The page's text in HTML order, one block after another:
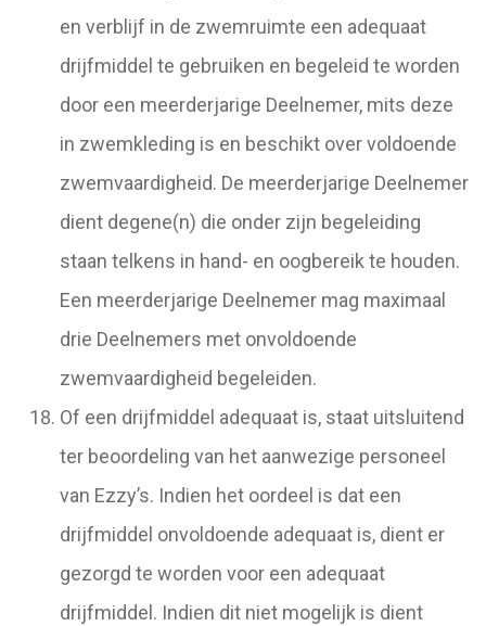
en verblijf in de zwemruimte een adequaat
drijfmiddel te gebruiken en begeleid te worden
door een meerderjarige Deelnemer, mits deze
in zwemkleding is en beschikt over voldoende
zwemvaardigheid. De meerderjarige Deelnemer
dient degene(n) die onder zijn begeleiding
staan telkens in hand- en oogbereik te houden.
Een meerderjarige Deelnemer mag maximaal
drie Deelnemers met onvoldoende
zwemvaardigheid begeleiden.
Of een drijfmiddel adequaat is, staat uitsluitend
ter beoordeling van het aanwezige personeel
van Ezzy’s. Indien het oordeel is dat een
drijfmiddel onvoldoende adequaat is, dient er
gezorgd te worden voor een adequaat
drijfmiddel. Indien dit niet mogelijk is dient